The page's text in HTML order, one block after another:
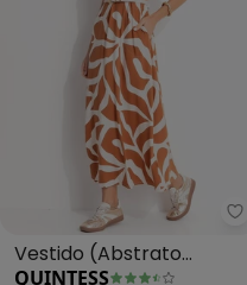
Vestido (Abstrato
QUINTESS